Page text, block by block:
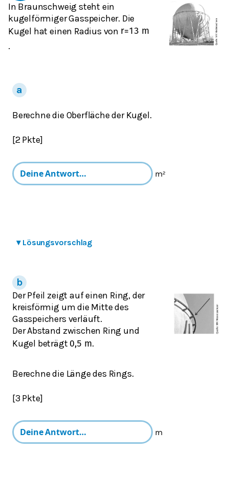
In Braunschweig steht ein
kugelförmiger Gasspeicher. Die
Kugel hat einen Radius von r=13 m
.
Berechne die Oberfläche der Kugel.
[2 Pkte]
m²
▾ Lösungsvorschlag
Der Pfeil zeigt auf einen Ring, der
kreisförmig um die Mitte des
Gasspeichers verläuft.
Der Abstand zwischen Ring und
Kugel beträgt 0,5 m.
Berechne die Länge des Rings.
[3 Pkte]
m